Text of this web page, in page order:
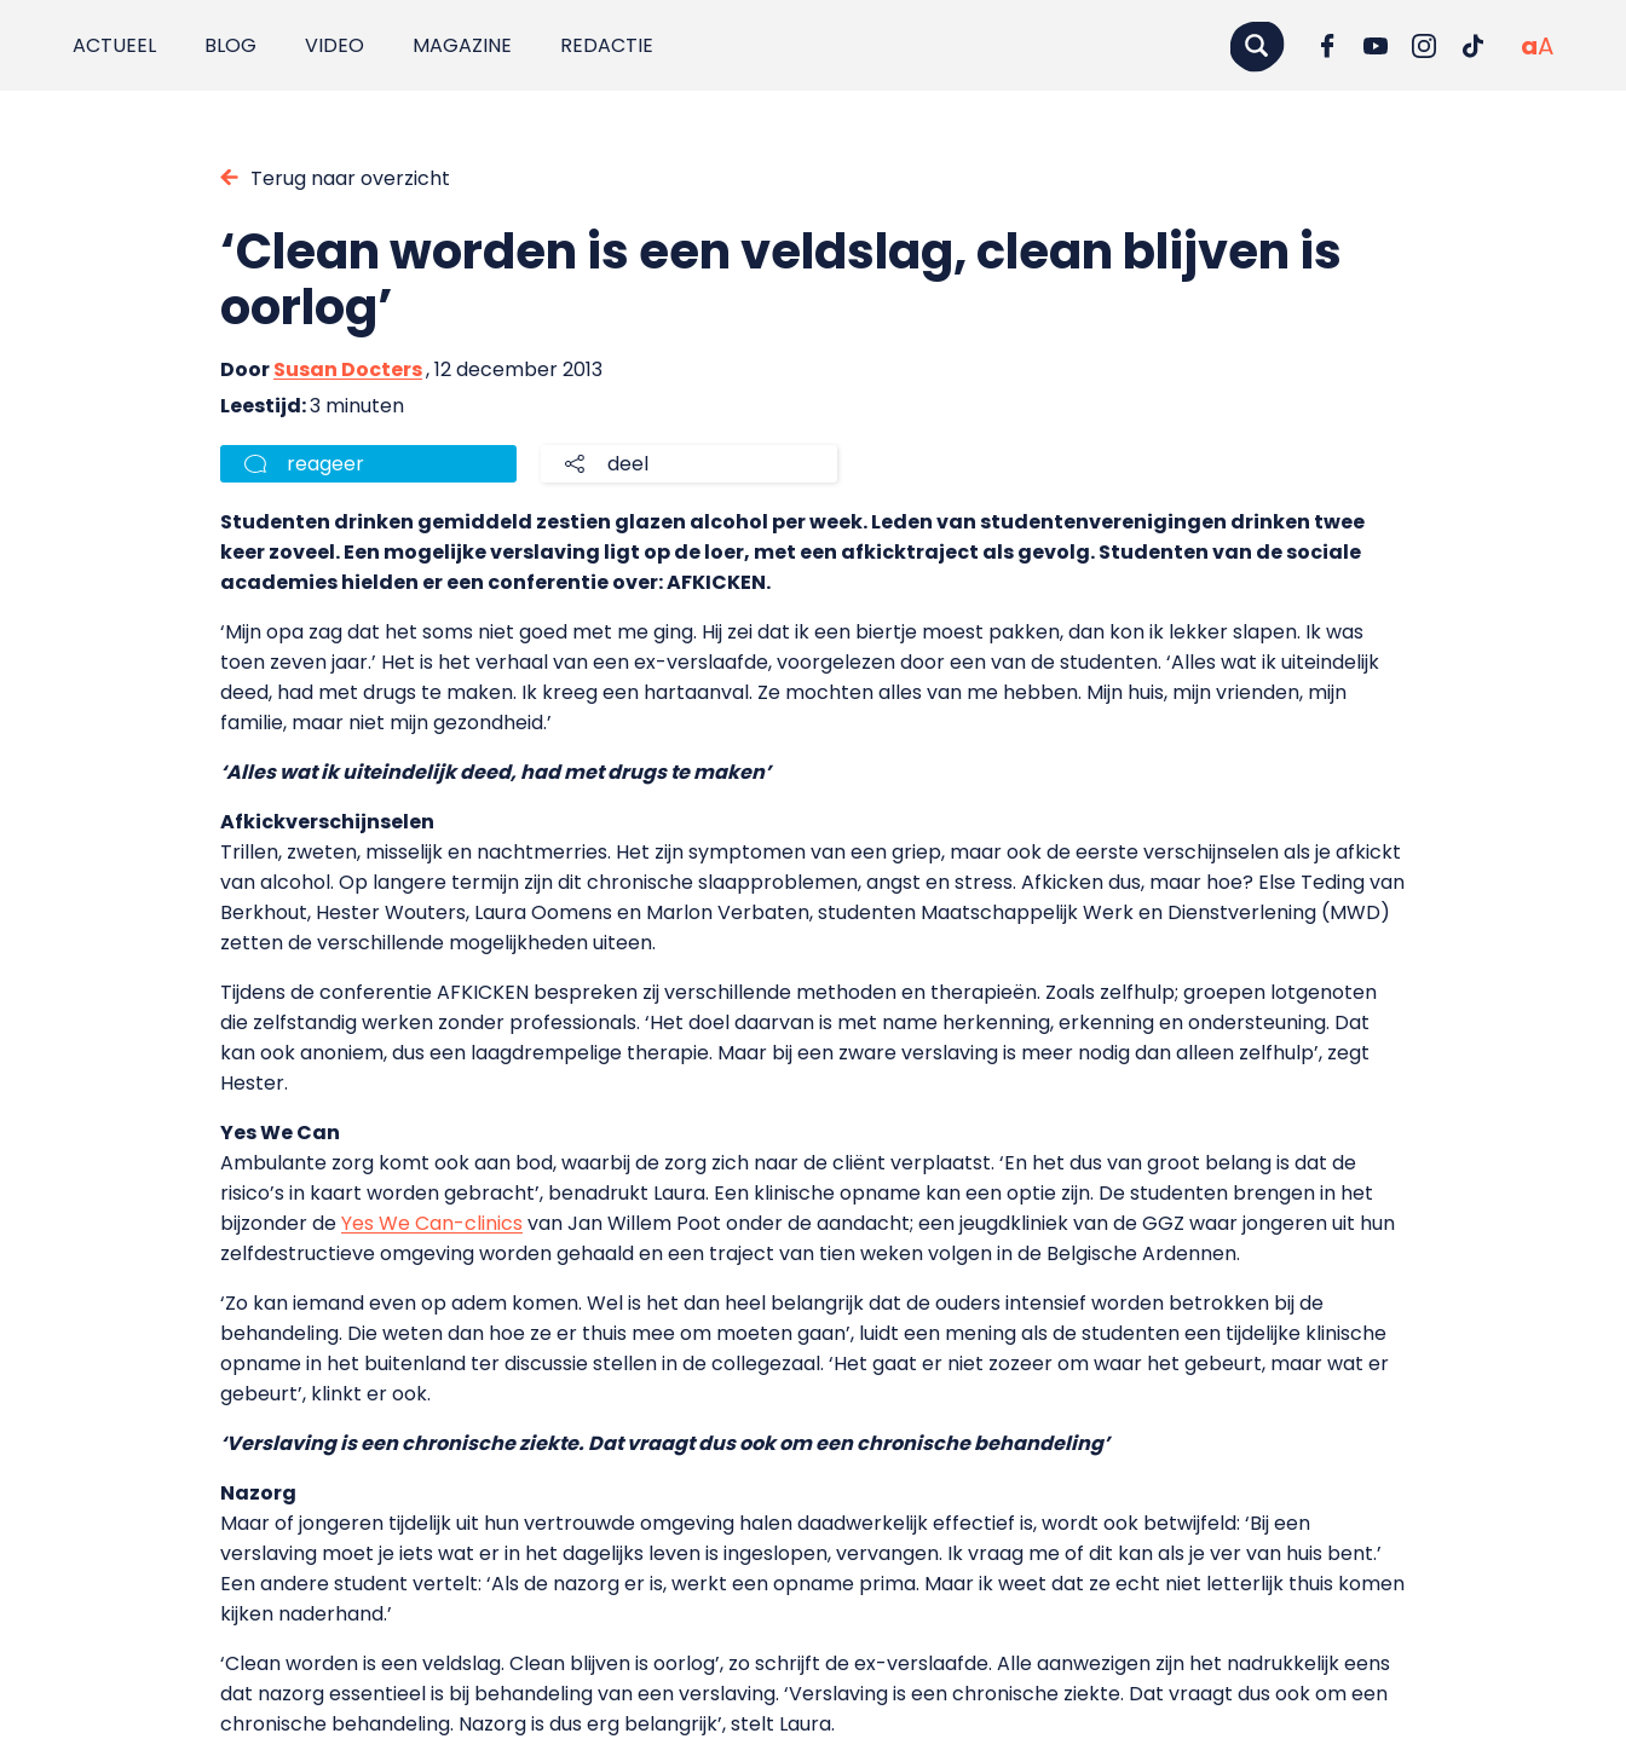
ACTUEEL BLOG VIDEO MAGAZINE REDACTIE aA
Terug naar overzicht
‘Clean worden is een veldslag, clean blijven is
oorlog’
DoorSusan Docters, 12 december 2013
Leestijd:3 minuten
reageer deel
Studenten drinken gemiddeld zestien glazen alcohol per week. Leden van studentenverenigingen drinken twee
keer zoveel. Een mogelijke verslaving ligt op de loer, met een afkicktraject als gevolg. Studenten van de sociale
academies hielden er een conferentie over: AFKICKEN.
‘Mijn opa zag dat het soms niet goed met me ging. Hij zei dat ik een biertje moest pakken, dan kon ik lekker slapen. Ik was
toen zeven jaar.’ Het is het verhaal van een ex-verslaafde, voorgelezen door een van de studenten. ‘Alles wat ik uiteindelijk
deed, had met drugs te maken. Ik kreeg een hartaanval. Ze mochten alles van me hebben. Mijn huis, mijn vrienden, mijn
familie, maar niet mijn gezondheid.’
‘Alles wat ik uiteindelijk deed, had met drugs te maken’
Afkickverschijnselen
Trillen, zweten, misselijk en nachtmerries. Het zijn symptomen van een griep, maar ook de eerste verschijnselen als je afkickt
van alcohol. Op langere termijn zijn dit chronische slaapproblemen, angst en stress. Afkicken dus, maar hoe? Else Teding van
Berkhout, Hester Wouters, Laura Oomens en Marlon Verbaten, studenten Maatschappelijk Werk en Dienstverlening (MWD)
zetten de verschillende mogelijkheden uiteen.
Tijdens de conferentie AFKICKEN bespreken zij verschillende methoden en therapieën. Zoals zelfhulp; groepen lotgenoten
die zelfstandig werken zonder professionals. ‘Het doel daarvan is met name herkenning, erkenning en ondersteuning. Dat
kan ook anoniem, dus een laagdrempelige therapie. Maar bij een zware verslaving is meer nodig dan alleen zelfhulp’, zegt
Hester.
Yes We Can
Ambulante zorg komt ook aan bod, waarbij de zorg zich naar de cliënt verplaatst. ‘En het dus van groot belang is dat de
risico’s in kaart worden gebracht’, benadrukt Laura. Een klinische opname kan een optie zijn. De studenten brengen in het
bijzonder deYes We Can-clinics van Jan Willem Poot onder de aandacht; een jeugdkliniek van de GGZ waar jongeren uit hun
zelfdestructieve omgeving worden gehaald en een traject van tien weken volgen in de Belgische Ardennen.
‘Zo kan iemand even op adem komen. Wel is het dan heel belangrijk dat de ouders intensief worden betrokken bij de
behandeling. Die weten dan hoe ze er thuis mee om moeten gaan’, luidt een mening als de studenten een tijdelijke klinische
opname in het buitenland ter discussie stellen in de collegezaal. ‘Het gaat er niet zozeer om waar het gebeurt, maar wat er
gebeurt’, klinkt er ook.
‘Verslaving is een chronische ziekte. Dat vraagt dus ook om een chronische behandeling’
Nazorg
Maar of jongeren tijdelijk uit hun vertrouwde omgeving halen daadwerkelijk effectief is, wordt ook betwijfeld: ‘Bij een
verslaving moet je iets wat er in het dagelijks leven is ingeslopen, vervangen. Ik vraag me of dit kan als je ver van huis bent.’
Een andere student vertelt: ‘Als de nazorg er is, werkt een opname prima. Maar ik weet dat ze echt niet letterlijk thuis komen
kijken naderhand.’
‘Clean worden is een veldslag. Clean blijven is oorlog’, zo schrijft de ex-verslaafde. Alle aanwezigen zijn het nadrukkelijk eens
dat nazorg essentieel is bij behandeling van een verslaving. ‘Verslaving is een chronische ziekte. Dat vraagt dus ook om een
chronische behandeling. Nazorg is dus erg belangrijk’, stelt Laura.